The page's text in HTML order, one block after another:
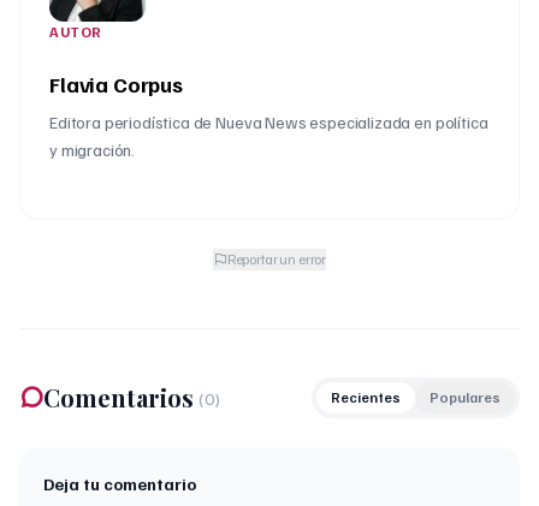
AUTOR
Flavia Corpus
Editora periodística de Nueva News especializada en política
y migración.
Reportar un error
Comentarios (0) Recientes Populares
Deja tu comentario